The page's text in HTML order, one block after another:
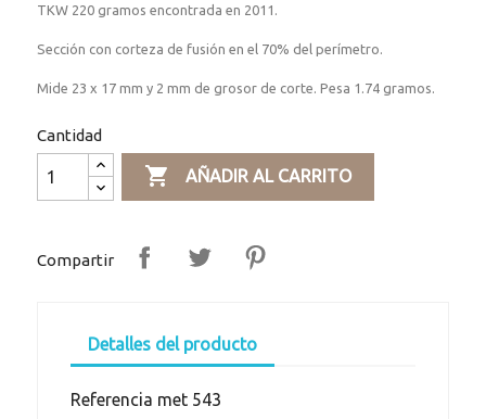
TKW 220 gramos encontrada en 2011.
Sección con corteza de fusión en el 70% del perímetro.
Mide 23 x 17 mm y 2 mm de grosor de corte. Pesa 1.74 gramos.
Cantidad
 AÑADIR AL CARRITO
Compartir
Detalles del producto
Referencia met 543